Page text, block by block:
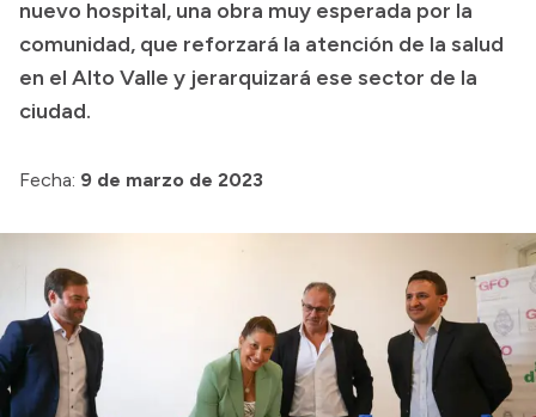
Transparencia
Presupuesto
Boletín Oficial
Consulta de expedientes
Intranet
Login
nuevo hospital, una obra muy esperada por la
comunidad, que reforzará la atención de la salud
en el Alto Valle y jerarquizará ese sector de la
ciudad.
Fecha: 9 de marzo de 2023